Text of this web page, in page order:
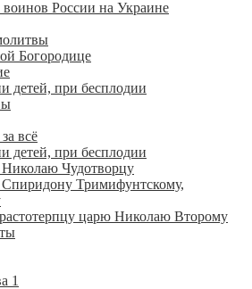
России на Украине
Богородице
детей, при бесплодии
всё
детей, при бесплодии
Чудотворцу
Тримифунтскому,
царю Николаю Второму
1